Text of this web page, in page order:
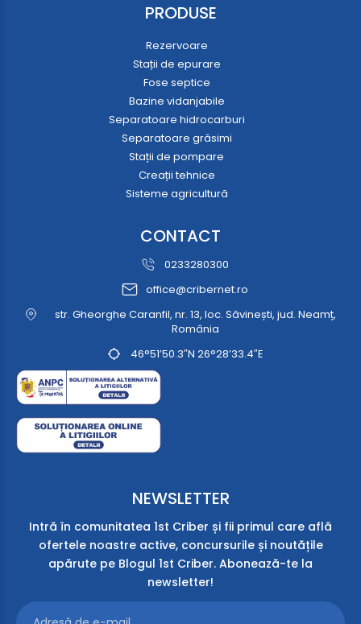
PRODUSE
Rezervoare
Stații de epurare
Fose septice
Bazine vidanjabile
Separatoare hidrocarburi
Separatoare grăsimi
Stații de pompare
Creații tehnice
Sisteme agricultură
CONTACT
0233280300
office@cribernet.ro
str. Gheorghe Caranfil, nr. 13, loc. Săvinești, jud. Neamț,
România
46°51’50.3″N 26°28’33.4″E
NEWSLETTER
Intră în comunitatea 1st Criber și fii primul care află
ofertele noastre active, concursurile și noutățile
apărute pe Blogul 1st Criber. Abonează-te la
newsletter!